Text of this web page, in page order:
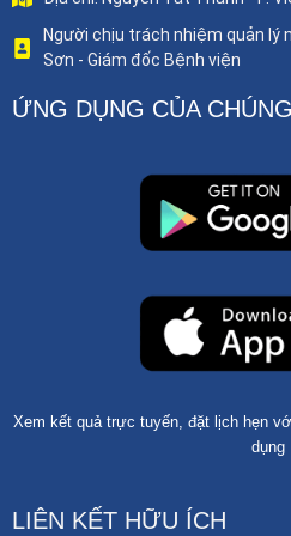
Người chịu trách nhiệm quản lý
Sơn - Giám đốc Bệnh viện
ỨNG DỤNG CỦA
Xem kết quả trực tuyến, đặt lịch hẹn
dụng
LIÊN KẾT HỮU ÍCH